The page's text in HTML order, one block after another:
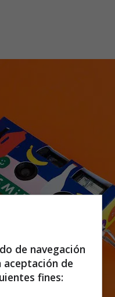
de navegación
de
fines: